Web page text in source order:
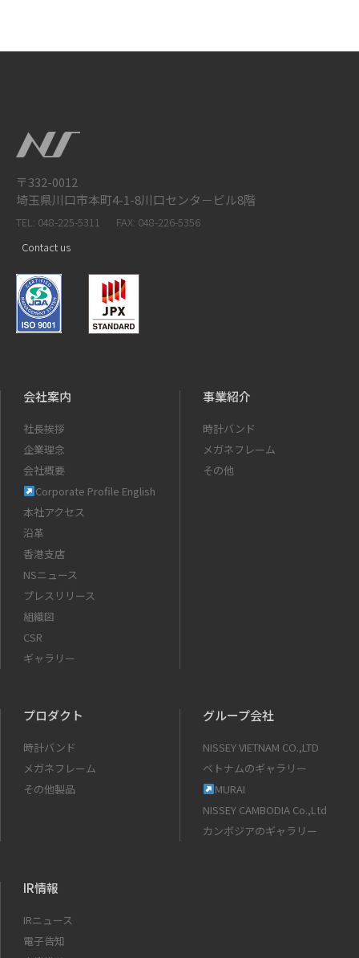
〒332-0012
埼玉県川口市本町4-1-8川口センタ－ビル8階
TEL: 048-225-5311
FAX: 048-226-5356
Contact us
会社案内
社長挨拶
企業理念
会社概要
Corporate Profile English
本社アクセス
沿革
香港支店
NSニュース
プレスリリース
組織図
CSR
ギャラリー
事業紹介
時計バンド
メガネフレーム
その他
プロダクト
時計バンド
メガネフレーム
その他製品
グループ会社
NISSEY VIETNAM CO.,LTD
ベトナムのギャラリー
MURAI
NISSEY CAMBODIA Co.,Ltd
カンボジアのギャラリー
IR情報
IRニュース
電子告知